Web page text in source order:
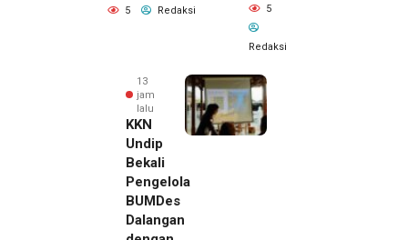
5 Redaksi 5
Redaksi
13
jam
lalu
KKN
Undip
Bekali
Pengelola
BUMDes
Dalangan